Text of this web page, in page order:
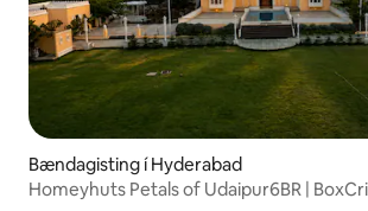
Bændagisting í Hyderabad
Homeyhuts Petals of Udaipur6BR |